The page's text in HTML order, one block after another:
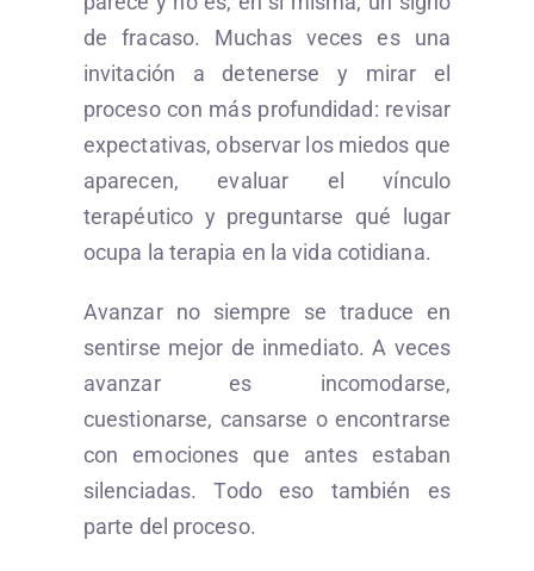
de fracaso. Muchas veces es una
invitación a detenerse y mirar el
proceso con más profundidad: revisar
expectativas, observar los miedos que
aparecen, evaluar el vínculo
terapéutico y preguntarse qué lugar
ocupa la terapia en la vida cotidiana.
Avanzar no siempre se traduce en
sentirse mejor de inmediato. A veces
avanzar es incomodarse,
cuestionarse, cansarse o encontrarse
con emociones que antes estaban
silenciadas. Todo eso también es
parte del proceso.